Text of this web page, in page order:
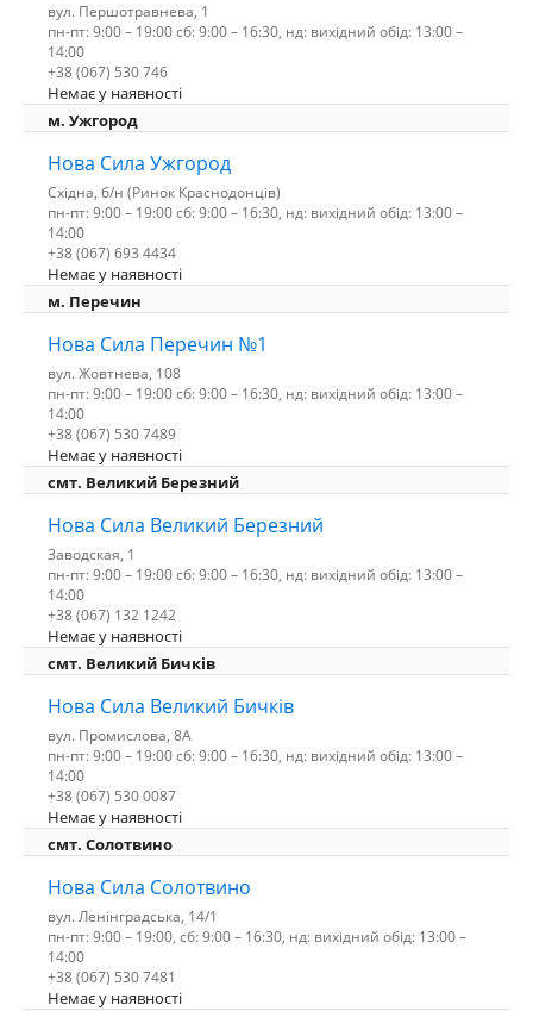
вул. Першотравнева, 1
пн-пт: 9:00 – 19:00 сб: 9:00 – 16:30, нд: вихідний обід: 13:00 –
14:00
+38 (067) 530 746
Немає у наявності
м. Ужгород
Нова Сила Ужгород
Східна, б/н (Ринок Краснодонців)
пн-пт: 9:00 – 19:00 сб: 9:00 – 16:30, нд: вихідний обід: 13:00 –
14:00
+38 (067) 693 4434
Немає у наявності
м. Перечин
Нова Сила Перечин №1
вул. Жовтнева, 108
пн-пт: 9:00 – 19:00 сб: 9:00 – 16:30, нд: вихідний обід: 13:00 –
14:00
+38 (067) 530 7489
Немає у наявності
смт. Великий Березний
Нова Сила Великий Березний
Заводская, 1
пн-пт: 9:00 – 19:00 сб: 9:00 – 16:30, нд: вихідний обід: 13:00 –
14:00
+38 (067) 132 1242
Немає у наявності
смт. Великий Бичків
Нова Сила Великий Бичків
вул. Промислова, 8А
пн-пт: 9:00 – 19:00 сб: 9:00 – 16:30, нд: вихідний обід: 13:00 –
14:00
+38 (067) 530 0087
Немає у наявності
смт. Солотвино
Нова Сила Солотвино
вул. Ленінградська, 14/1
пн-пт: 9:00 – 19:00, сб: 9:00 – 16:30, нд: вихідний обід: 13:00 –
14:00
+38 (067) 530 7481
Немає у наявності